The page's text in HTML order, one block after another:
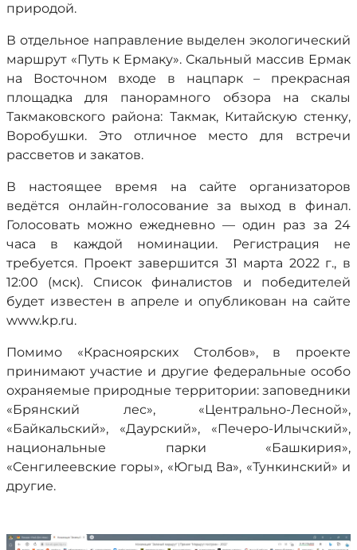
природой.
В отдельное направление выделен экологический
маршрут «Путь к Ермаку». Скальный массив Ермак
на Восточном входе в нацпарк – прекрасная
площадка для панорамного обзора на скалы
Такмаковского района: Такмак, Китайскую стенку,
Воробушки. Это отличное место для встречи
рассветов и закатов.
В настоящее время на сайте организаторов
ведётся онлайн-голосование за выход в финал.
Голосовать можно ежедневно — один раз за 24
часа в каждой номинации. Регистрация не
требуется. Проект завершится 31 марта 2022 г., в
12:00 (мск). Список финалистов и победителей
будет известен в апреле и опубликован на сайте
www.kp.ru.
Помимо «Красноярских Столбов», в проекте
принимают участие и другие федеральные особо
охраняемые природные территории: заповедники
«Брянский лес», «Центрально-Лесной»,
«Байкальский», «Даурский», «Печеро-Илычский»,
национальные парки «Башкирия»,
«Сенгилеевские горы», «Югыд Ва», «Тункинский» и
другие.